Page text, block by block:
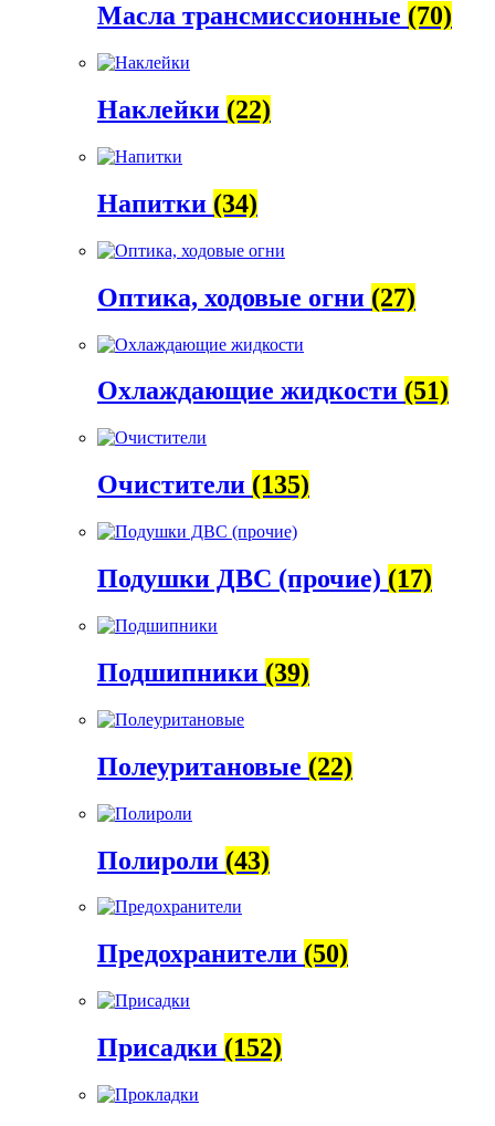
Масла трансмиссионные (70)
Наклейки (22)
Напитки (34)
Оптика, ходовые огни (27)
Охлаждающие жидкости (51)
Очистители (135)
Подушки ДВС (прочие) (17)
Подшипники (39)
Полеуритановые (22)
Полироли (43)
Предохранители (50)
Присадки (152)